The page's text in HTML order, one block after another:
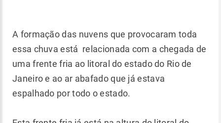
A formação das nuvens que provocaram toda
essa chuva está relacionada com a chegada de
uma frente fria ao litoral do estado do Rio de
Janeiro e ao ar abafado que já estava
espalhado por todo o estado.